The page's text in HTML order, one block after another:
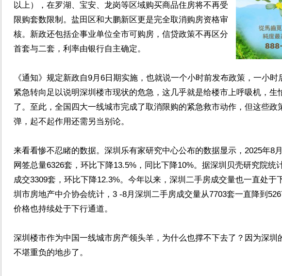
以上），在罗湖、宝安、龙岗等区域购买商品住房将不再受
限购套数限制。盐田区和大鹏新区更是完全取消购房资格审
核。新政还包括企事业单位全市可购房，信贷政策不再区分
首套与二套，利率由银行自主确定。
《通知》规定新政自9月6日期实施，也就说一个小时前发布政策，一小时
紧急转向足以说明深圳楼市现状的危急，这几乎就是给楼市上呼吸机，生
了。至此，全国四大一线城市完成了取消限购的紧急救市动作，但这些政
弹，起不起作用还需另当别论。
来看看惨不忍睹的数据。深圳乐有家研究中心公布的数据显示，2025年8
网签总量6326套，环比下降13.5%，同比下降10%。据深圳贝壳研究院统
成交3309套，环比下降12.3%。今年以来，深圳二手房成交量也一直处于
圳市房地产中介协会统计，3 -8月深圳二手房成交量从7703套一直降到
价格也持续处于下行通道。
深圳楼市作为中国一线城市房产领头羊，为什么也撑不下去了？因为深圳
不堪重负的地步了。